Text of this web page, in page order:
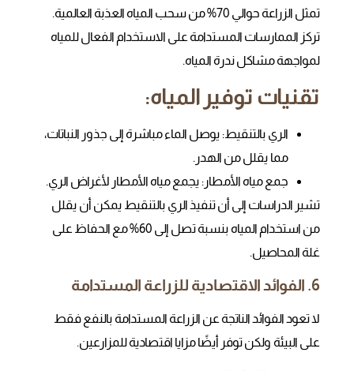
تمثل الزراعة حوالي 70% من سحب المياه العذبة العالمية.
تركز الممارسات المستدامة على الاستخدام الفعال للمياه
لمواجهة مشاكل ندرة المياه.
تقنيات توفير المياه:
الري بالتنقيط: يوصل الماء مباشرة إلى جذور النباتات،
مما يقلل من الهدر.
جمع مياه الأمطار : يجمع مياه الأمطار لأغراض الري.
تشير الدراسات إلى أن تنفيذ الري بالتنقيط يمكن أن يقلل
من استخدام المياه بنسبة تصل إلى 60% مع الحفاظ على
غلة المحاصيل.
6. الفوائد الاقتصادية للزراعة المستدامة
لا تعود الفوائد الناتجة عن الزراعة المستدامة بالنفع فقط
على البيئة ولكن توفر أيضًا مزايا اقتصادية للمزارعين.